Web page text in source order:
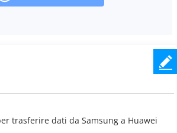
trasferire dati da Samsung a Huawei